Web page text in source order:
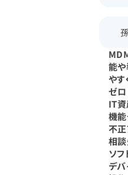
能や
やす
ゼロ
IT
機
不
相
ソフ
デ